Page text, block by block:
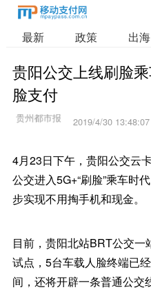
最新 政策 出海
贵阳公交上线刷脸
脸支付
2019/4/30 13:48:07
4月23日下午，贵阳公交云
公交进入5G+“刷脸”乘车时
步实现不用掏手机和现金。
目前，贵阳北站BRT公交一
试点，5台车载人脸终端已
间，还将开辟一条普通公交